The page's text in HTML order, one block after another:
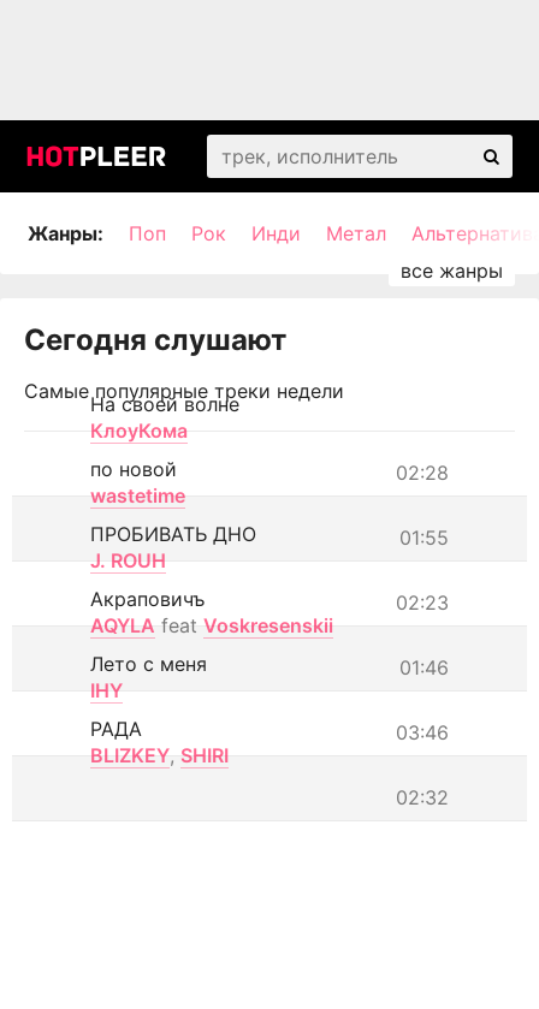
Жанры: Поп Рок Инди Метал
Сегодня слушают
Самые популярные треки недели
На своей волне
КлоуКома
02:28
по новой
wastetime
01:55
ПРОБИВАТЬ ДНО
J. ROUH
02:23
Акраповичъ
AQYLA feat Voskresenskii
01:46
Лето с меня
IHY
03:46
РАДА
BLIZKEY, SHIRI
02:32